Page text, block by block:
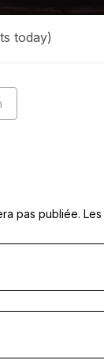
today)
pas publiée.